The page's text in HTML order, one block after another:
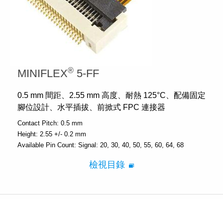
MINIFLEX® 5-FF
0.5 mm 間距、2.55 mm 高度、耐熱 125°C、配備固定
腳位設計、水平插拔、前掀式 FPC 連接器
Contact Pitch: 0.5 mm
Height: 2.55 +/- 0.2 mm
Available Pin Count: Signal: 20, 30, 40, 50, 55, 60, 64, 68
檢視目錄